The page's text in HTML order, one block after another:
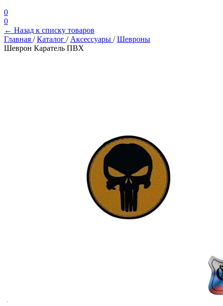
0
0
← Назад к списку товаров
Главная / Каталог / Аксессуары / Шевроны
Шеврон Каратель ПВХ